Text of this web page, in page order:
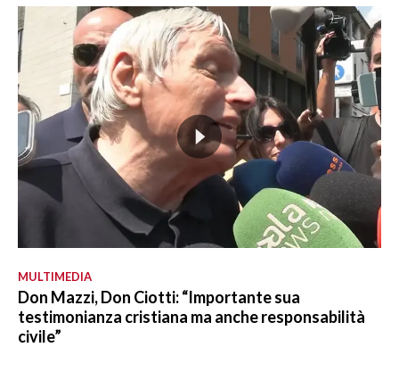
MULTIMEDIA
Don Mazzi, Don Ciotti: “Importante sua
testimonianza cristiana ma anche responsabilità
civile”